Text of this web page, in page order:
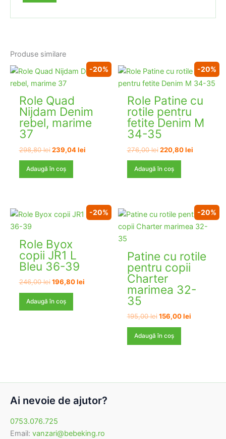
Produse similare
-20%
Role Quad
Nijdam Denim
rebel, marime
37
298,80lei Prețul
a
fost:
239,04leiPrețul
Adaugă în coș
-20%
Role Patine cu
rotile pentru
fetite Denim M
34-35
276,00lei Prețul
a
fost:
220,80leiPrețul
Adaugă în coș
-20%
Role Byox
copii JR1 L
Bleu 36-39
246,00lei Prețul
a
fost:
196,80leiPrețul
Adaugă în coș
-20%
Patine cu rotile
pentru copii
Charter
marimea 32-
35
195,00lei Prețul
a
fost:
156,00leiPrețul
Adaugă în coș
Ai nevoie de ajutor?
0753.076.725
Email: vanzari@bebeking.ro